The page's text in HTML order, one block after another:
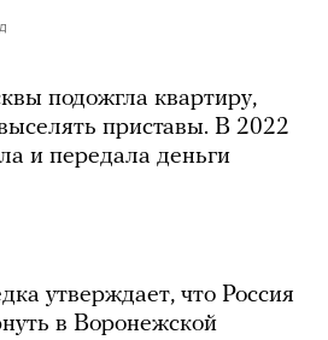
подожгла квартиру,
приставы. В 2022
и передала деньги
утверждает, что Россия
в Воронежской